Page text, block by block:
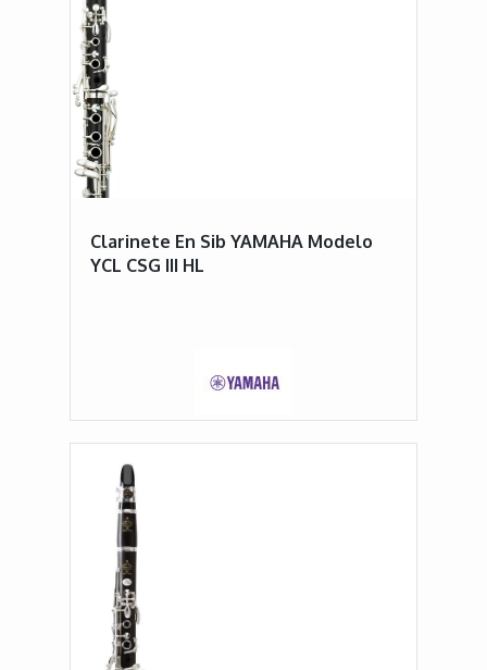
Clarinete En Sib YAMAHA Modelo
YCL CSG III HL